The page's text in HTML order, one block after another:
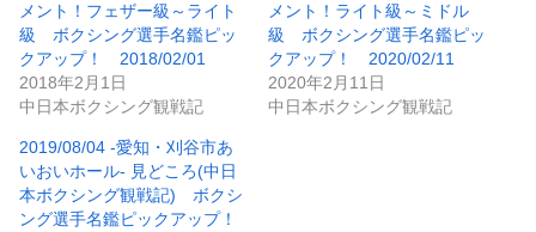
メント！フェザー級～ライト
級 ボクシング選手名鑑ピッ
クアップ！ 2018/02/01
2018年2月1日
中日本ボクシング観戦記
メント！ライト級～ミドル
級 ボクシング選手名鑑ピッ
クアップ！ 2020/02/11
2020年2月11日
中日本ボクシング観戦記
2019/08/04 -愛知・刈谷市あ
いおいホール- 見どころ(中日
本ボクシング観戦記) ボクシ
ング選手名鑑ピックアップ！